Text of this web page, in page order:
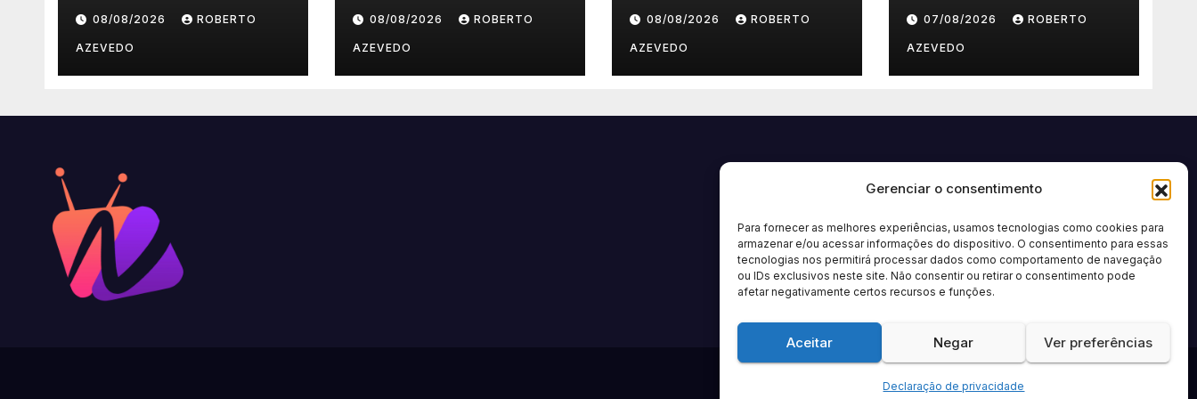
Gerenciar o consentimento
Para fornecer as melhores experiências, usamos tecnologias como cookies para
armazenar e/ou acessar informações do dispositivo. O consentimento para essas
tecnologias nos permitirá processar dados como comportamento de navegação
ou IDs exclusivos neste site. Não consentir ou retirar o consentimento pode
afetar negativamente certos recursos e funções.
Aceitar Negar Ver preferências
Declaração de privacidade
– protections,
licences et
paiements fiables
08/08/2026 ROBERTO
AZEVEDO
faut savoir
08/08/2026 ROBERTO
AZEVEDO
to Secure, Private
Access and
Premium
Experience
08/08/2026 ROBERTO
AZEVEDO
bonus,
registrazione,
pagamenti e app
mobile
07/08/2026 ROBERTO
AZEVEDO
Política de privacidadeSobre nósContatoAnuncie